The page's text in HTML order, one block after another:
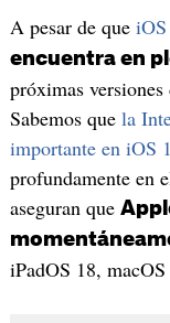
A pesar de que
encuentra en
próximas
Sabemos que la
importante en iOS
profundamente en
aseguran que
iPadOS 18,